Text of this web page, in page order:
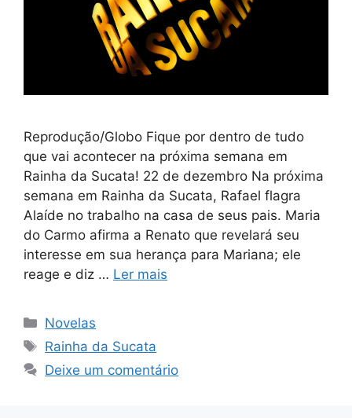
Reprodução/Globo Fique por dentro de tudo
que vai acontecer na próxima semana em
Rainha da Sucata! 22 de dezembro Na próxima
semana em Rainha da Sucata, Rafael flagra
Alaíde no trabalho na casa de seus pais. Maria
do Carmo afirma a Renato que revelará seu
interesse em sua herança para Mariana; ele
reage e diz … Ler mais
Categorias
Novelas
Tags
Rainha da Sucata
Deixe um comentário